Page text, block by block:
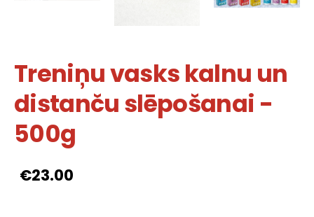
Treniņu vasks kalnu un
distanču slēpošanai -
500g
€23.00